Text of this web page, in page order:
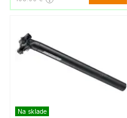
Na sklade